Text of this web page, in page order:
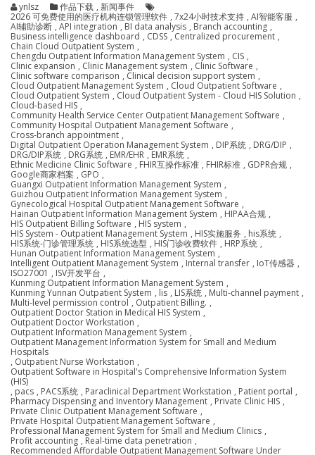
ynlsz 作品下载 , 新闻事件
2026 可免费使用的医疗机构连锁管理软件 , 7x24小时技术支持 , AI智能客服 ,
AI辅助诊断 , API integration , BI data analysis , Branch accounting ,
Business intelligence dashboard , CDSS , Centralized procurement ,
Chain Cloud Outpatient System ,
Chengdu Outpatient Information Management System , CIS ,
Clinic expansion , Clinic Management system , Clinic Software ,
Clinic software comparison , Clinical decision support system ,
Cloud Outpatient Management System , Cloud Outpatient Software ,
Cloud Outpatient System , Cloud Outpatient System - Cloud HIS Solution ,
Cloud-based HIS ,
Community Health Service Center Outpatient Management Software ,
Community Hospital Outpatient Management Software ,
Cross-branch appointment ,
Digital Outpatient Operation Management System , DIP系统 , DRG/DIP ,
DRG/DIP系统 , DRG系统 , EMR/EHR , EMR系统 ,
Ethnic Medicine Clinic Software , FHIR互操作标准 , FHIR标准 , GDPR合规 ,
Google商家档案 , GPO ,
Guangxi Outpatient Information Management System ,
Guizhou Outpatient Information Management System ,
Gynecological Hospital Outpatient Management Software ,
Hainan Outpatient Information Management System , HIPAA合规 ,
HIS Outpatient Billing Software , HIS system ,
HIS System - Outpatient Management System , HIS实施服务 , his系统 ,
HIS系统-门诊管理系统 , HIS系统选型 , HIS门诊收费软件 , HRP系统 ,
Hunan Outpatient Information Management System ,
Intelligent Outpatient Management System , Internal transfer , IoT传感器 ,
ISO27001 , ISV开发平台 ,
Kunming Outpatient Information Management System ,
Kunming Yunnan Outpatient System , lis , LIS系统 , Multi-channel payment ,
Multi-level permission control , Outpatient Billing. ,
Outpatient Doctor Station in Medical HIS System ,
Outpatient Doctor Workstation ,
Outpatient Information Management System ,
Outpatient Management Information System for Small and Medium
Hospitals
, Outpatient Nurse Workstation ,
Outpatient Software in Hospital's Comprehensive Information System
(HIS)
, pacs , PACS系统 , Paraclinical Department Workstation , Patient portal ,
Pharmacy Dispensing and Inventory Management , Private Clinic HIS ,
Private Clinic Outpatient Management Software ,
Private Hospital Outpatient Management Software ,
Professional Management System for Small and Medium Clinics ,
Profit accounting , Real-time data penetration ,
Recommended Affordable Outpatient Management Software Under